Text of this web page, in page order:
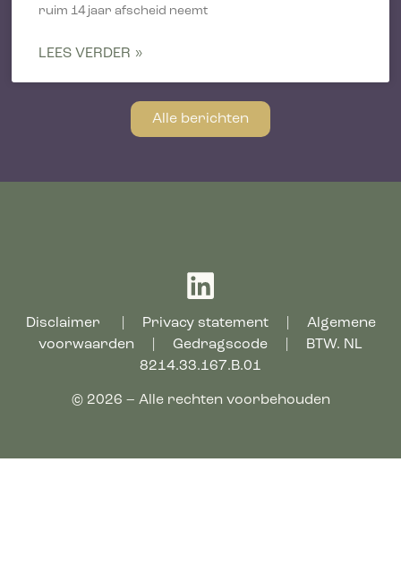
ruim 14 jaar afscheid neemt
LEES VERDER »
Alle berichten
© 2026 – Alle rechten voorbehouden
Disclaimer Privacy statement| Algemene
voorwaarden
Gedragscode | BTW. NL
8214.33.167.B.01